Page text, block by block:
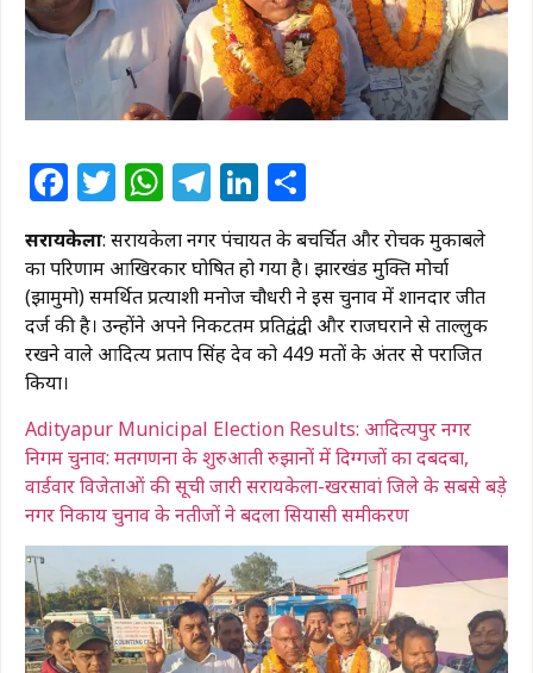
Facebook
Twitter
WhatsApp
Telegram
LinkedIn
सरायकेला: सरायकेला नगर पंचायत के बहुचर्चित और रोचक मुकाबले
का परिणाम आखिरकार घोषित हो गया है। झारखंड मुक्ति मोर्चा
(झामुमो) समर्थित प्रत्याशी मनोज चौधरी ने इस चुनाव में शानदार जीत
दर्ज की है। उन्होंने अपने निकटतम प्रतिद्वंद्वी और राजघराने से ताल्लुक
रखने वाले आदित्य प्रताप सिंह देव को 449 मतों के अंतर से पराजित
किया।
Adityapur Municipal Election Results: आदित्यपुर नगर
निगम चुनाव: मतगणना के शुरुआती रुझानों में दिग्गजों का दबदबा,
वार्डवार विजेताओं की सूची जारी ​सरायकेला-खरसावां जिले के सबसे बड़े
नगर निकाय चुनाव के नतीजों ने बदला सियासी समीकरण